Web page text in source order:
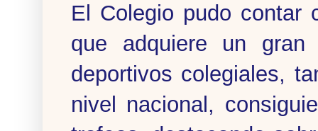
El Colegio pudo contar
que adquiere un
deportivos colegiales,
nivel nacional,